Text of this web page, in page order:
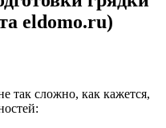
так сложно, как кажется,